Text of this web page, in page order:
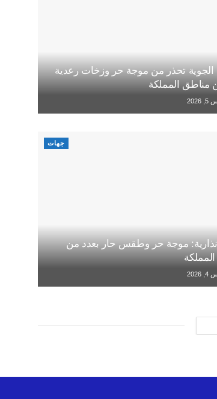
الجوية تحذر من موجة حر وزخات رعدية
مناطق المملكة
جهات
موجة حر وطقس حار بعدد من